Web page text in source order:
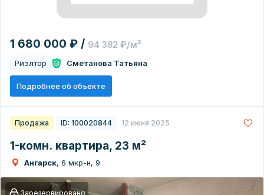
1 680 000 ₽ / 94 382 ₽/м²
Риэлтор Сметанова Татьяна
Подробнее об объекте
Продажа ID: 100020844 12 июня 2025
1-комн. квартира, 23 м²
Ангарск, 6 мкр-н, 9
Зарезервировано